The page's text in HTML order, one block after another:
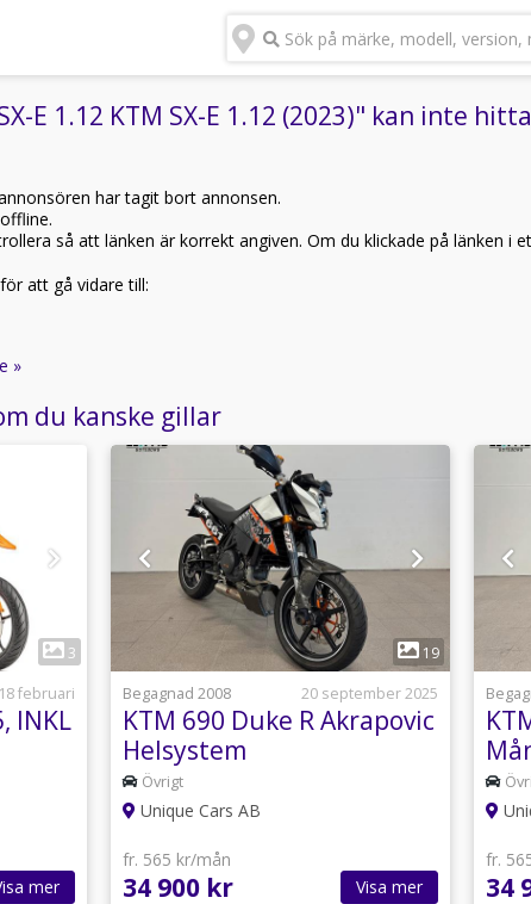
Sök på märke, modell, version,
E 1.12 KTM SX-E 1.12 (2023)" kan inte
har tagit bort annonsen.
så att länken är korrekt angiven. Om du klickade på länken i
att gå vidare till:
»
du kanske gillar
3
18 februari
INKL
mer
19
Begagnad 2008
20 september 2025
KTM 690 Duke R Akrapovic
Helsystem
Övrigt
Unique Cars AB
fr. 565 kr/mån
34 900 kr Visa mer
fr.
34